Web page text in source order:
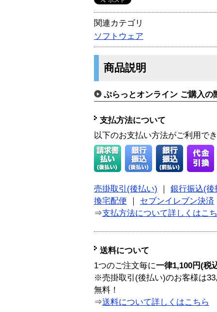
関連カテゴリ
ソフトウェア
商品説明
ぷらっとオンライン ご購入の
支払方法について
以下のお支払い方法がご利用で
売掛取引(後払い)
銀行振込(後
換宅配便
セブンイレブン決済
⇒支払方法について詳しくはこ
送料について
1つのご注文毎に一律1,100円(税
※売掛取引(後払い)のお客様は
無料！
⇒送料について詳しくはこちら